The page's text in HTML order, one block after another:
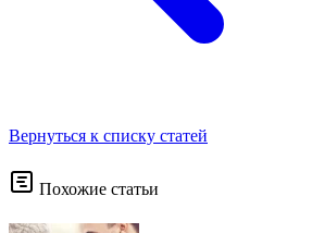
Вернуться к списку статей
Похожие статьи